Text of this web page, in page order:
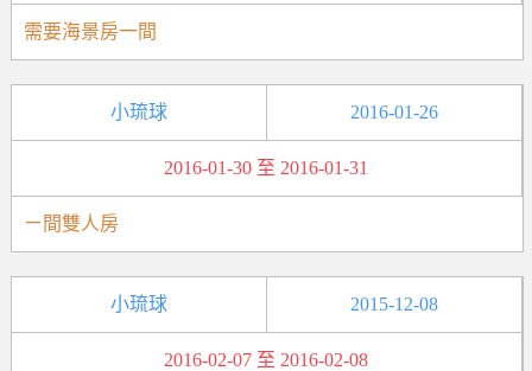
需要海景房一間
小琉球 2016-01-26
2016-01-30 至 2016-01-31
ㄧ間雙人房
小琉球 2015-12-08
2016-02-07 至 2016-02-08